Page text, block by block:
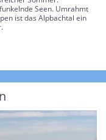
Seen. Umrahmt
ist das Alpbachtal ein